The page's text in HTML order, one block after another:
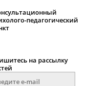
педагогический
на рассылку